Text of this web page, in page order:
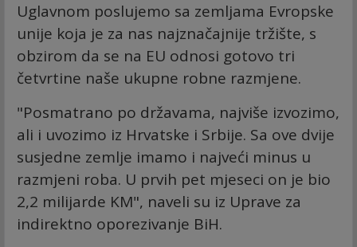
Uglavnom poslujemo sa zemljama Evropske
unije koja je za nas najznačajnije tržište, s
obzirom da se na EU odnosi gotovo tri
četvrtine naše ukupne robne razmjene.
"Posmatrano po državama, najviše izvozimo,
ali i uvozimo iz Hrvatske i Srbije. Sa ove dvije
susjedne zemlje imamo i najveći minus u
razmjeni roba. U prvih pet mjeseci on je bio
2,2 milijarde KM", naveli su iz Uprave za
indirektno oporezivanje BiH.